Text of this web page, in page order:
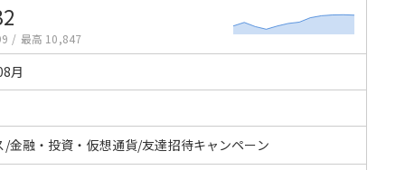
/ 最高 10,847
月
/金融・投資・仮想通貨/友達招待キャンペーン